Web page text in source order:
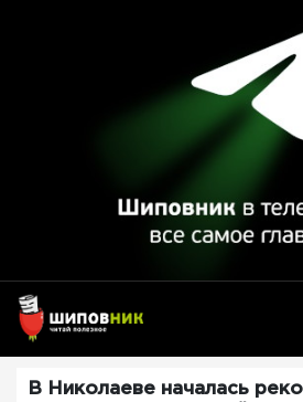
В Николаеве началась